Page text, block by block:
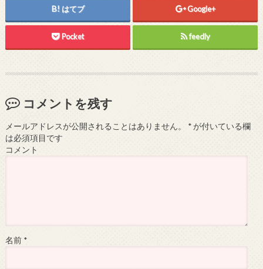
はてブ Google+
Pocket feedly
コメントを残す
メールアドレスが公開されることはありません。 *が付いている欄
は必須項目です
コメント
名前 *